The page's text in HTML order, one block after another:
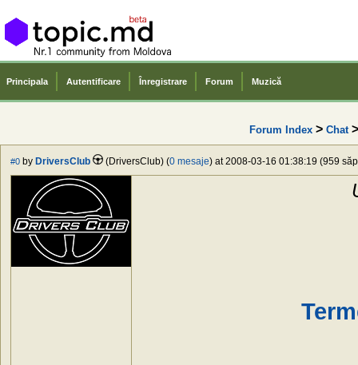
Principala Autentificare Înregistrare Forum Muzică
Forum Index> Chat
#0 by DriversClub (DriversClub) (0 mesaje) at 2008-03-16 01:38:19 (959